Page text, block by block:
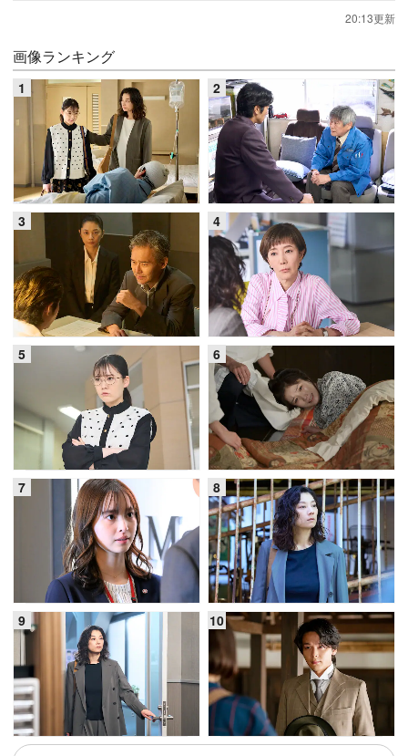
20:13更新
画像ランキング